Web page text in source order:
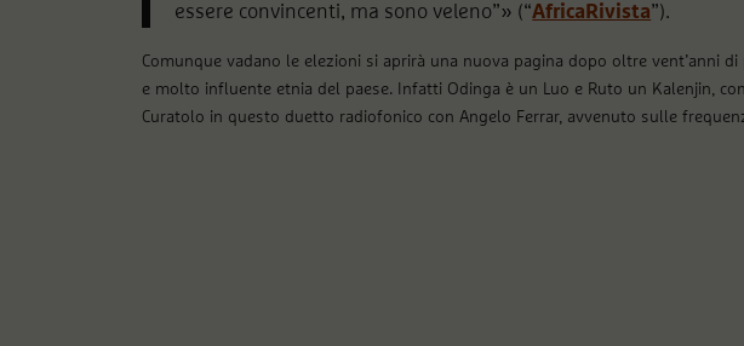
essere convincenti, ma sono veleno”» (“AfricaRivista”).
Comunque vadano le elezioni si aprirà una nuova pagina dopo oltre vent’anni
e molto influente etnia del paese. Infatti Odinga è un Luo e Ruto un Kalenjin,
Curatolo in questo duetto radiofonico con Angelo Ferrar, avvenuto sulle